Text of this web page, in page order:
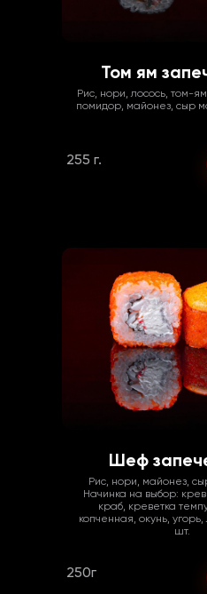
Том ям
Рис, нори, лосось, том-
помидор, майонез, сыр
255 г.
Шеф
Рис, нори, майонез,
Начинка на выбор:
краб, креветка
копченная, окунь, угорь,
шт.
250г